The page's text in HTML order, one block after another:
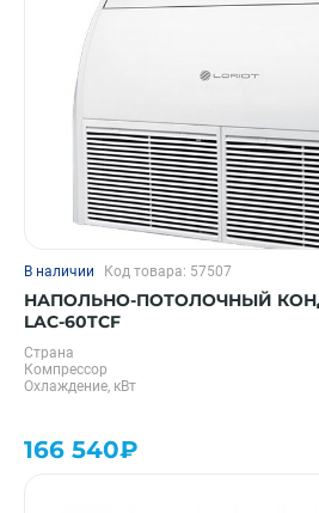
В наличии Код товара: 57507
НАПОЛЬНО-ПОТОЛОЧНЫЙ
LAC-60TCF
Страна
Компрессор
Охлаждение, кВт
166 540₽